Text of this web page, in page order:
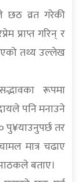
छठ व्रत गरेकी
प्राप्त गरिन् र
तथ्य उल्लेख
रूपमा
पनि मनाउने
पु¥याउनुपर्छ तर
मात्र चढाए
बताए।